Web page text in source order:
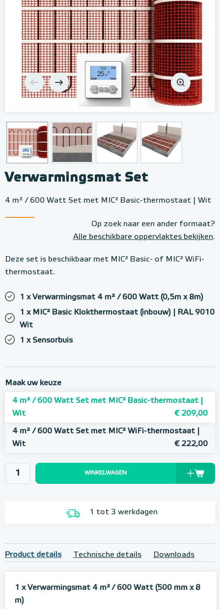
Verwarmingsmat Set
4 m² / 600 Watt Set met MIC² Basic-thermostaat | Wit
Op zoek naar een ander formaat?
Alle beschikbare oppervlaktes bekijken.
Deze set is beschikbaar met MIC² Basic- of MIC² WiFi-
thermostaat.
1 x Verwarmingsmat 4 m² / 600 Watt (0,5m x 8m)
1 x MIC² Basic Klokthermostaat (inbouw) | RAL 9010
Wit
1 x Sensorbuis
Maak uw keuze
4 m² / 600 Watt Set met MIC² Basic-thermostaat |
Wit
€ 209,00
4 m² / 600 Watt Set met MIC² WiFi-thermostaat |
Wit
€ 222,00
WINKELWAGEN
1 tot 3 werkdagen
Product details Technische details Downloads
1 x Verwarmingsmat 4 m²/ 600 Watt (500 mm x 8
m)